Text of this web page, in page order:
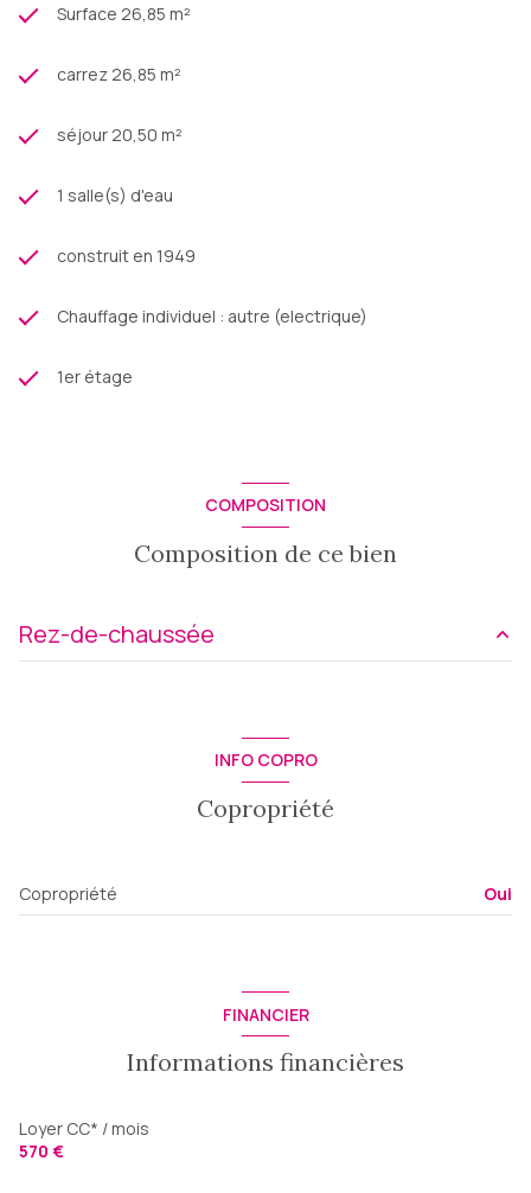
Surface 26,85 m²
carrez 26,85 m²
séjour 20,50 m²
1 salle(s) d'eau
construit en 1949
Chauffage individuel : autre (electrique)
1er étage
COMPOSITION
Composition de ce bien
Rez-de-chaussée
INFO COPRO
Copropriété
Copropriété Oui
FINANCIER
Informations financières
Loyer CC* / mois
570 €